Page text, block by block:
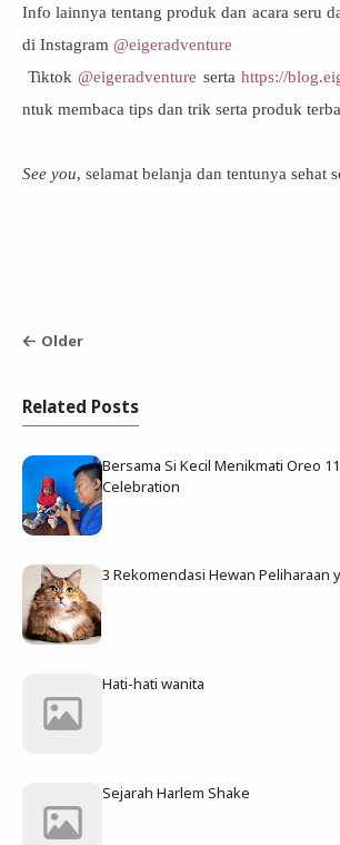
Info lainnya tentang produk dan acara seru
di Instagram @eigeradventure
Tiktok@eigeradventure sertahttps://
ntuk membaca tips dan trik serta produk
See you, selamat belanja dan tentunya sehat
Older
Related Posts
Bersama Si Kecil Menikmati Oreo
Celebration
3 Rekomendasi Hewan Peliharaan
Hati-hati wanita
Sejarah Harlem Shake